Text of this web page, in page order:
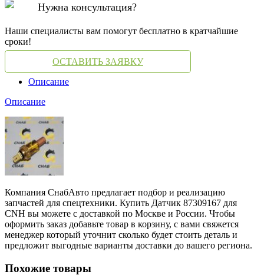
Нужна консультация?
Наши специалисты вам помогут бесплатно в кратчайшие
сроки!
ОСТАВИТЬ ЗАЯВКУ
Описание
Описание
Компания СнабАвто предлагает подбор и реализацию
запчастей для спецтехники. Купить Датчик 87309167 для
CNH вы можете с доставкой по Москве и России. Чтобы
оформить заказ добавьте товар в корзину, с вами свяжется
менеджер который уточнит сколько будет стоить деталь и
предложит выгодные варианты доставки до вашего региона.
Похожие товары